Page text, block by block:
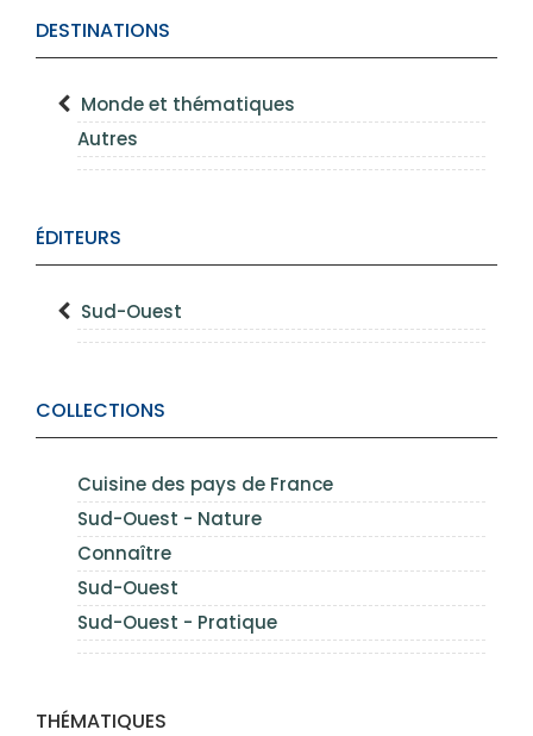
DESTINATIONS
Monde et thématiques
Autres
ÉDITEURS
Sud-Ouest
COLLECTIONS
Cuisine des pays de France
Sud-Ouest - Nature
Connaître
Sud-Ouest
Sud-Ouest - Pratique
THÉMATIQUES